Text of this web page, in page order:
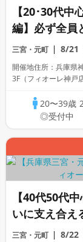
【20･30代
編】必ず全員
ティー～真剣
三宮・元町 8/21
開催地住所：兵庫県
3F（フィオーレ神戸
20〜39歳
◎受付中
【40代50代
いに支え合え
出会い～
三宮・元町 8/22